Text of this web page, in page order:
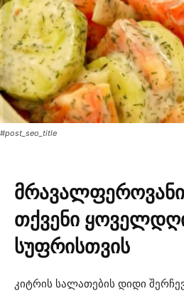
#post_seo_title
თქვენი
სუფრისთვის
კიტრის სალათების დიდი